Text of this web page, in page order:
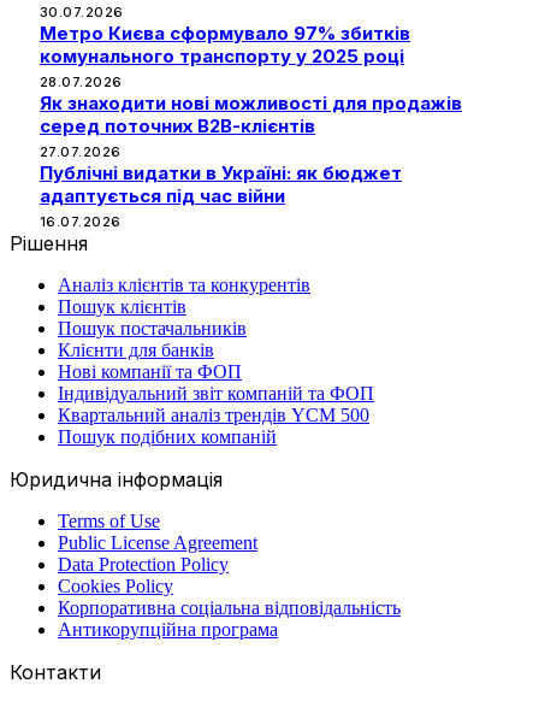
30.07.2026
Метро Києва сформувало 97% збитків
комунального транспорту у 2025 році
28.07.2026
Як знаходити нові можливості для продажів
серед поточних B2B-клієнтів
27.07.2026
Публічні видатки в Україні: як бюджет
адаптується під час війни
16.07.2026
Рішення
Аналіз клієнтів та конкурентів
Пошук клієнтів
Пошук постачальників
Клієнти для банків
Нові компанії та ФОП
Індивідуальний звіт компаній та ФОП
Квартальний аналіз трендів YCM 500
Пошук подібних компаній
Юридична інформація
Terms of Use
Public License Agreement
Data Protection Policy
Cookies Policy
Корпоративна соціальна відповідальність
Антикорупційна програма
Контакти